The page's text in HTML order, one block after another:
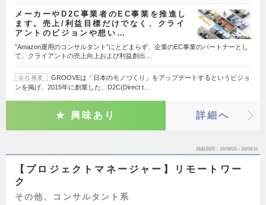
メーカーやD2C事業者のEC事業を推進し
ます。売上/利益目標だけでなく、クライ
アントのビジョンや想い…
”Amazon運用のコンサルタント”にとどまらず、企業のEC事業のパートナーとし
て、クライアントの売上向上および利益創出…
会社概要
GROOVEは「日本のモノづくり」をアップデートするというビジョ
ンを掲げ、2015年に創業した、D2C(Direct t…
興味あり 詳細へ
掲載期間 26/08/03～26/08/16
【プロジェクトマネージャー】リモートワー
ク
その他、コンサルタント系